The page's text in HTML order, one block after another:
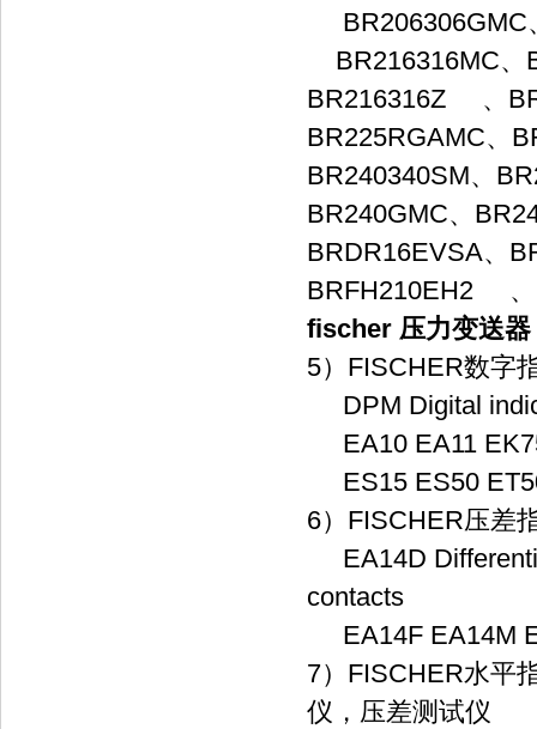
BR206306GMC
BR216316MC、
BR216316Z 、
BR225RGAMC、
BR240340SM、
BR240GMC、
BRDR16EVSA、
BRFH210EH2 、
fischer 压力变送
5）FISCHER数字
DPM Digital
EA10 EA11
ES15 ES50
6）FISCHER压差
EA14D
contacts
EA14F EA14M
7）FISCHER水平
仪，压差测试仪